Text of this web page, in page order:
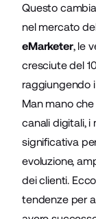
Questo
nel mercato
eMarketer, le
cresciute del
raggiungendo i
Man mano
canali digitali, i
significativa
evoluzione,
dei clienti.
tendenze per